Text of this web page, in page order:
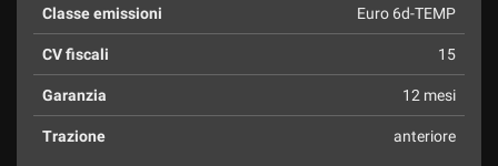
Classe emissioni Euro 6d-TEMP
CV fiscali 15
Garanzia 12 mesi
Trazione anteriore